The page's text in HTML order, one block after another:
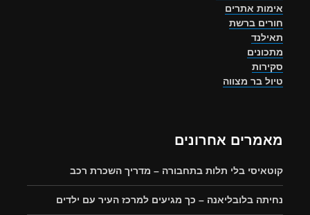
אימות אתרים
חורים ברשת
תאילנד
מתכונים
סקירות
טיול בר מצווה
מאמרים אחרונים
קוטאיסי בלי תלות בתחבורה – מדריך השכרת רכב
נחיתה בלובליאנה – כך מגיעים למרכז העיר עם ילדים